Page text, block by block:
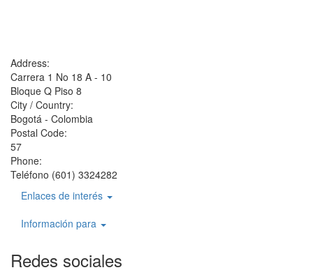
Address:
Carrera 1 No 18 A - 10
Bloque Q Piso 8
City / Country:
Bogotá - Colombia
Postal Code:
57
Phone:
Teléfono (601) 3324282
Enlaces de interés
Información para
Redes sociales